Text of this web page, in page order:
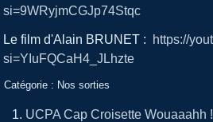
si=9WRyjmCGJp74Stqc
Le film d'Alain BRUNET : https://
si=YIuFQCaH4_JLhzte
Catégorie : Nos sorties
UCPA Cap Croisette Wouaaahh !